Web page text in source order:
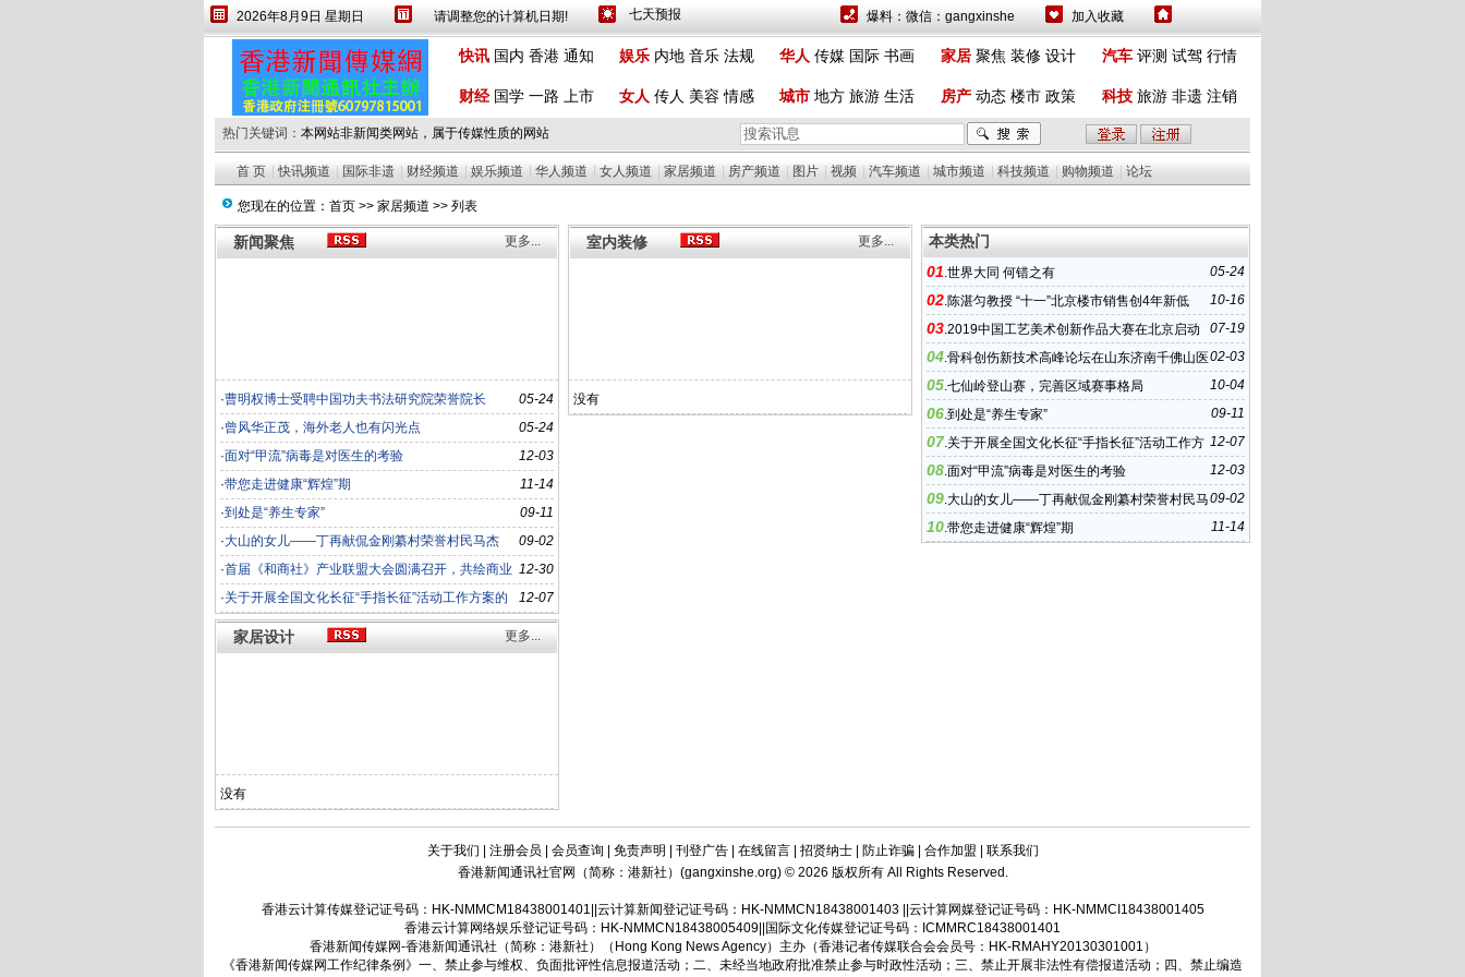
2026年8月9日 星期日 请调整您的计算机日期! 爆料：微信：gangxinshe 加入收藏
设为首页 繁體 快讯 国内 香港 通知 娱乐 内地 音乐 法规 华人 传媒 国际 书画 家居 聚焦 装修 设计 汽车 评测 试驾 行情
财经 国学 一路 上市 女人 传人 美容 情感 城市 地方 旅游 生活 房产 动态 楼市 政策 科技 旅游 非遗 注销
热门关键词： 本网站非新闻类网站，属于传媒性质的网站
首 页 |快讯频道 国际非遗 财经频道 娱乐频道 华人频道 女人频道 家居频道 房产频道 图片 视频 汽车频道 城市频道 科技频道 购物频道 论坛
您现在的位置： 首页 >> 家居频道 >> 列表
更多...
新闻聚焦
05-24
·曹明权博士受聘中国功夫书法研究院荣誉院长
05-24
·曾风华正茂，海外老人也有闪光点
12-03
·面对“甲流”病毒是对医生的考验
11-14
·带您走进健康“辉煌”期
09-11
·到处是“养生专家”
09-02
·大山的女儿——丁再献侃金刚纂村荣誉村民马杰
12-30
·首届《和商社》产业联盟大会圆满召开，共绘商业
和谐新图景
12-07
·关于开展全国文化长征“手指长征”活动工作方案的
通知
更多...
室内装修
没有
更多...
家居设计
没有
本类热门
05-24
01.世界大同 何错之有
10-16
02.陈湛匀教授 “十一”北京楼市销售创4年新低
07-19
03.2019中国工艺美术创新作品大赛在北京启动
02-03
04.骨科创伤新技术高峰论坛在山东济南千佛山医
院举行
10-04
05.七仙岭登山赛，完善区域赛事格局
09-11
06.到处是“养生专家”
12-07
07.关于开展全国文化长征“手指长征”活动工作方
案的通知
12-03
08.面对“甲流”病毒是对医生的考验
09-02
09.大山的女儿——丁再献侃金刚纂村荣誉村民马
杰
11-14
10.带您走进健康“辉煌”期
关于我们 注册会员 会员查询 免责声明 刊登广告| 在线留言| 招贤纳士| 防止诈骗| 合作加盟
联系我们
香港新闻通讯社官网（简称：港新社）(gangxinshe.org) © 2026 版权所有 All Rights Reserved.
香港云计算传媒登记证号码：HK-NMMCM18438001401||云计算新闻登记证号码：HK-NMMCN18438001403 ||云计算网媒登记证号码：HK-NMMCI18438001405
香港云计算网络娱乐登记证号码：HK-NMMCN18438005409||国际文化传媒登记证号码：ICMMRC18438001401
香港新闻传媒网-香港新闻通讯社（简称：港新社）（Hong Kong News Agency）主办（香港记者传媒联合会会员号：HK-RMAHY20130301001）
《香港新闻传媒网工作纪律条例》一、禁止参与维权、负面批评性信息报道活动；二、未经当地政府批准禁止参与时政性活动；三、禁止开展非法性有偿报道活动；四、禁止编造